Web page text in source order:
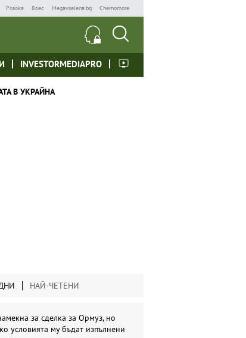
Posoka Boec Megavselena.bg Chernomore
INVESTORMEDIAPRO
В УКРАЙНА
НАЙ-ЧЕТЕНИ
за сделка за Ормуз, но
условията му бъдат изпълнени